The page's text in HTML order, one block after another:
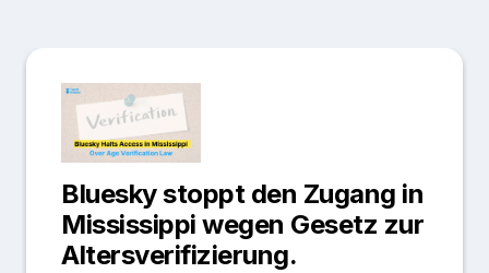
Bluesky stoppt den Zugang in
Mississippi wegen Gesetz zur
Altersverifizierung.